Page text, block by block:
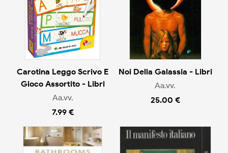
Carotina Leggo Scrivo E
Gioco Assortito - Libri
Aa.vv.
7.99 €
Noi Della Galassia - Libri
Aa.vv.
25.00 €